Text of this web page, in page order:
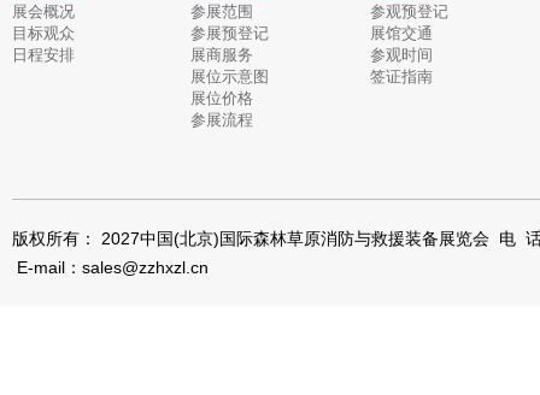
展会概况
目标观众
日程安排
参展范围
参展预登记
展商服务
展位示意图
展位价格
参展流程
参观预登记
展馆交通
参观时间
签证指南
版权所有： 2027中国(北京)国际森林草原消防与救援装备展览会
E-mail：sales@zzhxzl.cn